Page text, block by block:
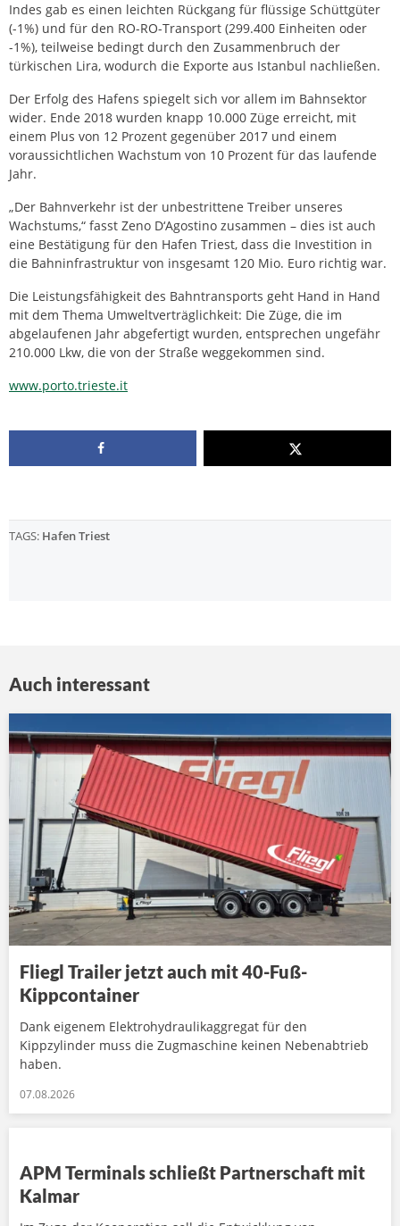
Indes gab es einen leichten Rückgang für flüssige Schüttgüter
(-1%) und für den RO-RO-Transport (299.400 Einheiten oder
-1%), teilweise bedingt durch den Zusammenbruch der
türkischen Lira, wodurch die Exporte aus Istanbul nachließen.
Der Erfolg des Hafens spiegelt sich vor allem im Bahnsektor
wider. Ende 2018 wurden knapp 10.000 Züge erreicht, mit
einem Plus von 12 Prozent gegenüber 2017 und einem
voraussichtlichen Wachstum von 10 Prozent für das laufende
Jahr.
„Der Bahnverkehr ist der unbestrittene Treiber unseres
Wachstums,“ fasst Zeno D‘Agostino zusammen – dies ist auch
eine Bestätigung für den Hafen Triest, dass die Investition in
die Bahninfrastruktur von insgesamt 120 Mio. Euro richtig war.
Die Leistungsfähigkeit des Bahntransports geht Hand in Hand
mit dem Thema Umweltverträglichkeit: Die Züge, die im
abgelaufenen Jahr abgefertigt wurden, entsprechen ungefähr
210.000 Lkw, die von der Straße weggekommen sind.
www.porto.trieste.it
TAGS: Hafen Triest
Auch interessant
Fliegl Trailer jetzt auch mit 40-Fuß-
Kippcontainer
Dank eigenem Elektrohydraulikaggregat für den
Kippzylinder muss die Zugmaschine keinen Nebenabtrieb
haben.
07.08.2026
APM Terminals schließt Partnerschaft mit
Kalmar